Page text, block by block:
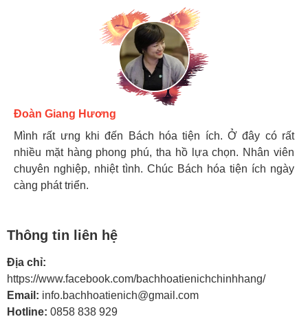
Hương Suri
Mình rất ưng khi đến Bách hóa tiện ích. Ở đây có rất
nhiều mặt hàng phong phú, tha hồ lựa chọn. Nhân viên
chuyên nghiệp, nhiệt tình. Chúc Bách hóa tiện ích ngày
càng phát triển.
Đoàn Giang Hương
Mình rất ưng khi đến Bách hóa tiện ích. Ở đây có rất
nhiều mặt hàng phong phú, tha hồ lựa chọn. Nhân viên
chuyên nghiệp, nhiệt tình. Chúc Bách hóa tiện ích ngày
càng phát triển.
Ngọc Anh
Mình rất ưng khi đến Bách hóa tiện ích. Ở đây có rất
nhiều mặt hàng phong phú, tha hồ lựa chọn. Nhân viên
chuyên nghiệp, nhiệt tình. Chúc Bách hóa tiện ích ngày
càng phát triển.
Thông tin liên hệ
Địa chỉ:
https://www.facebook.com/bachhoatienichchinhhang/
Email: info.bachhoatienich@gmail.com
Hotline: 0858 838 929